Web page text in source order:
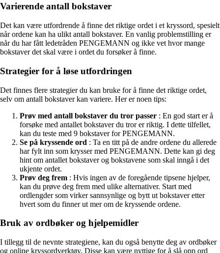
Varierende antall bokstaver
Det kan være utfordrende å finne det riktige ordet i et kryssord, spesielt
når ordene kan ha ulikt antall bokstaver. En vanlig problemstilling er
når du har fått ledetråden PENGEMANN og ikke vet hvor mange
bokstaver det skal være i ordet du forsøker å finne.
Strategier for å løse utfordringen
Det finnes flere strategier du kan bruke for å finne det riktige ordet,
selv om antall bokstaver kan variere. Her er noen tips:
Prøv med antall bokstaver du tror passer : En god start er å
forsøke med antallet bokstaver du tror er riktig. I dette tilfellet,
kan du teste med 9 bokstaver for PENGEMANN.
Se på kryssende ord : Ta en titt på de andre ordene du allerede
har fylt inn som krysser med PENGEMANN. Dette kan gi deg
hint om antallet bokstaver og bokstavene som skal inngå i det
ukjente ordet.
Prøv deg frem : Hvis ingen av de foregående tipsene hjelper,
kan du prøve deg frem med ulike alternativer. Start med
ordlengder som virker sannsynlige og bytt ut bokstaver etter
hvert som du finner ut mer om de kryssende ordene.
Bruk av ordbøker og hjelpemidler
I tillegg til de nevnte strategiene, kan du også benytte deg av ordbøker
og online kryssordverktøy. Disse kan være nyttige for å slå opp ord